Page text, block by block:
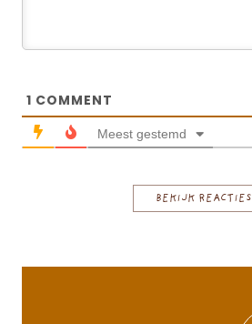
1 COMMENT
Meest gestemd
BEKIJK REACTIES